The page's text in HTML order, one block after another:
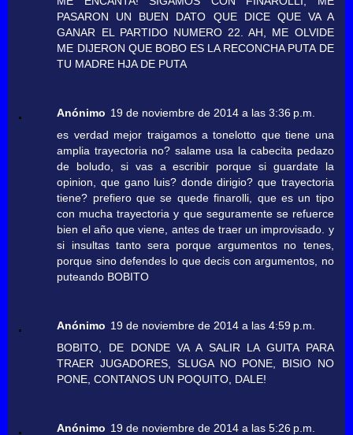
PASARON UN BUEN DATO QUE DICE QUE VA A
GANAR EL PARTIDO NUMERO 22. AH, ME OLVIDE
ME DIJERON QUE BOBO ES LA RECONCHA PUTA DE
TU MADRE HJA DE PUTA
Anónimo 19 de noviembre de 2014 a las 3:36 p.m.
es verdad mejor traigamos a tonelotto que tiene una
amplia trayectoria no? salame usa la cabecita pedazo
de boludo, si vas a escribir porque si guardate la
opinion, que gano luis? donde dirigio? que trayectoria
tiene? prefiero que se quede finarolli, que es un tipo
con mucha trayectoria y que seguramente se refuerce
bien el año que viene, antes de traer un improvisado. y
si insultas tanto sera porque argumentos no tenes,
porque sino defendes lo que decis con argumentos, no
puteando BOBITO
Anónimo 19 de noviembre de 2014 a las 4:59 p.m.
BOBITO, DE DONDE VA A SALIR LA GUITA PARA
TRAER JUGADORES, SLUGA NO PONE, BISIO NO
PONE, CONTANOS UN POQUITO, DALE!
Anónimo 19 de noviembre de 2014 a las 5:26 p.m.